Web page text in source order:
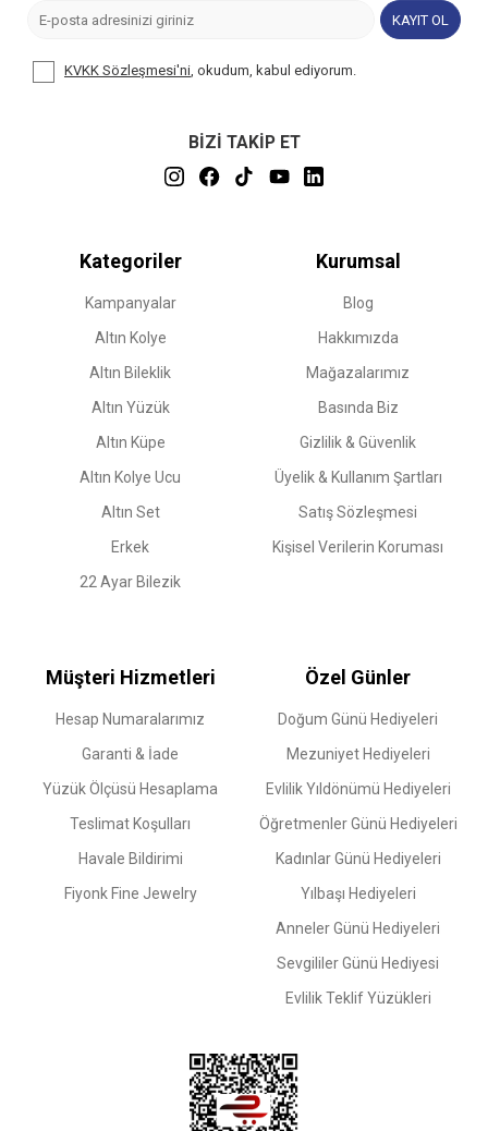
KAYIT OL
KVKK Sözleşmesi'ni, okudum, kabul ediyorum.
BİZİ TAKİP ET
Kategoriler
Kampanyalar
Altın Kolye
Altın Bileklik
Altın Yüzük
Altın Küpe
Altın Kolye Ucu
Altın Set
Erkek
22 Ayar Bilezik
Kurumsal
Blog
Hakkımızda
Mağazalarımız
Basında Biz
Gizlilik & Güvenlik
Üyelik & Kullanım Şartları
Satış Sözleşmesi
Kişisel Verilerin Koruması
Müşteri Hizmetleri
Hesap Numaralarımız
Garanti & İade
Yüzük Ölçüsü Hesaplama
Teslimat Koşulları
Havale Bildirimi
Fiyonk Fine Jewelry
Özel Günler
Doğum Günü Hediyeleri
Mezuniyet Hediyeleri
Evlilik Yıldönümü Hediyeleri
Öğretmenler Günü Hediyeleri
Kadınlar Günü Hediyeleri
Yılbaşı Hediyeleri
Anneler Günü Hediyeleri
Sevgililer Günü Hediyesi
Evlilik Teklif Yüzükleri